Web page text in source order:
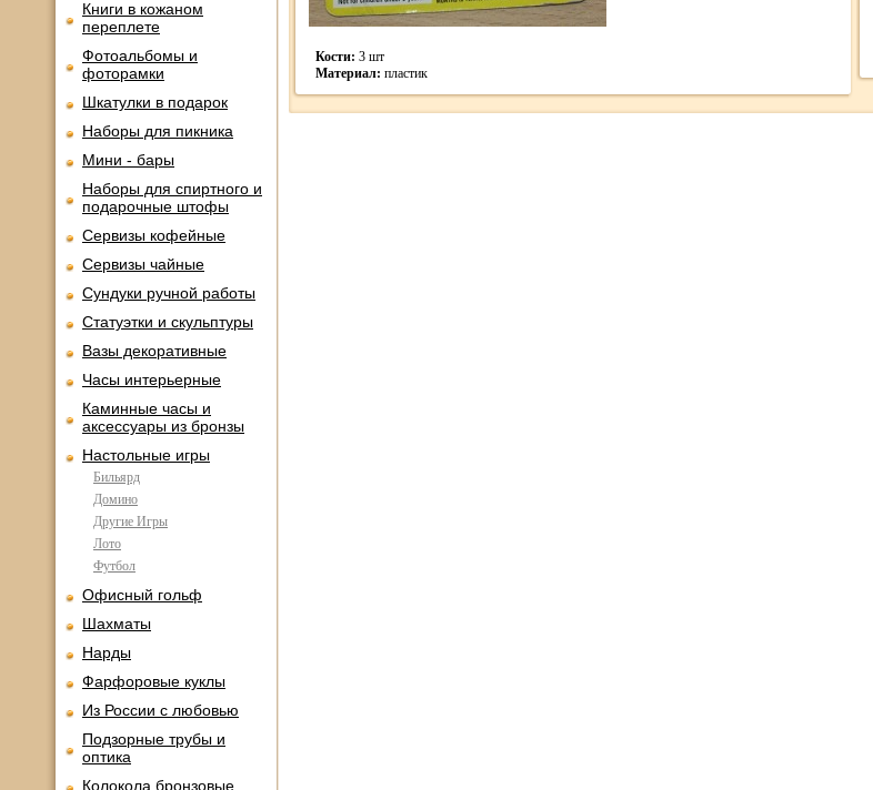
Книги в кожаном
переплете
Фотоальбомы и
фоторамки
Шкатулки в подарок
Наборы для пикника
Мини - бары
Наборы для спиртного и
подарочные штофы
Сервизы кофейные
Сервизы чайные
Сундуки ручной работы
Статуэтки и скульптуры
Вазы декоративные
Часы интерьерные
Каминные часы и
аксессуары из бронзы
Настольные игры
Бильярд
Домино
Другие Игры
Лото
Футбол
Офисный гольф
Шахматы
Нарды
Фарфоровые куклы
Из России с любовью
Подзорные трубы и
оптика
Колокола бронзовые
Кости: 3 шт
Материал: пластик